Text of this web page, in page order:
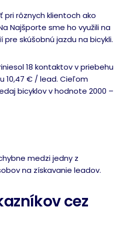
pri rôznych klientoch ako
Najšporte sme ho využili na
skúšobnú jazdu na bicykli.
18 kontaktov v priebehu
10,47 € / lead. Cieľom
bicyklov v hodnote 2000 –
medzi jedny z
na získavanie leadov.
cez